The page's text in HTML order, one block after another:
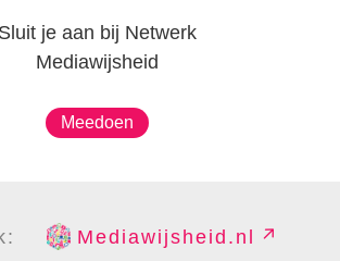
Sluit je aan bij Netwerk
Mediawijsheid
Meedoen
Mediawijsheid.nl